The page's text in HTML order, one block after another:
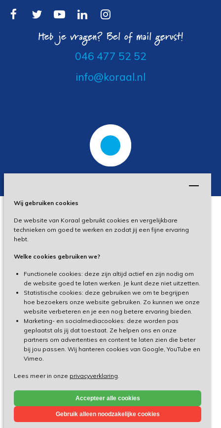
Wij gebruiken cookies
De website van Koraal gebruikt cookies en vergelijkbare
technieken om goed te werken en zodat jij een fijne ervaring
hebt.
Welke cookies gebruiken we?
Functionele cookies: deze zijn altijd actief en zijn nodig om
de website goed te laten werken. Je kunt deze niet uitzetten.
Statistische cookies: deze gebruiken we om te begrijpen
hoe bezoekers onze website gebruiken. Zo kunnen we onze
website verbeteren en je een nog betere ervaring bieden.
Marketing- en socialmediacookies: deze worden pas
geplaatst als jij dat toestaat. Ze helpen ons en onze
partners om advertenties en content te laten zien die beter
bij jou passen. Wij hanteren cookies van Google, YouTube en
Vimeo.
Lees meer in onze privacyverklaring.
Accepteer alle cookies
Gebruik alleen noodzakelijke cookies
Heb je vragen? Bel of mail gerust!
046 477 52 52
info@koraal.nl
Privacy
Toegankelijkheid
Cliëntenportaal
Medewerkersportaal
TeamViewer
Made by Ivengi
© Koraal 2026